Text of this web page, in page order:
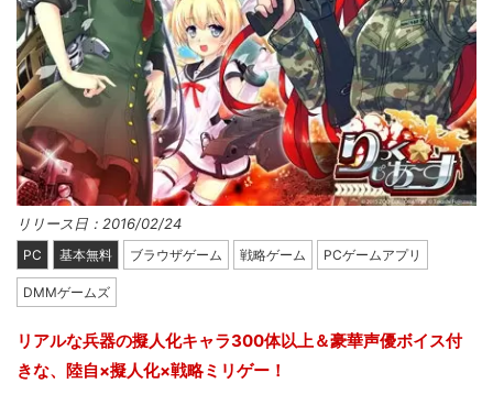
リリース日：2016/02/24
PC 基本無料 ブラウザゲーム 戦略ゲーム PCゲームアプリ
DMMゲームズ
リアルな兵器の擬人化キャラ300体以上＆豪華声優ボイス付
きな、陸自×擬人化×戦略ミリゲー！